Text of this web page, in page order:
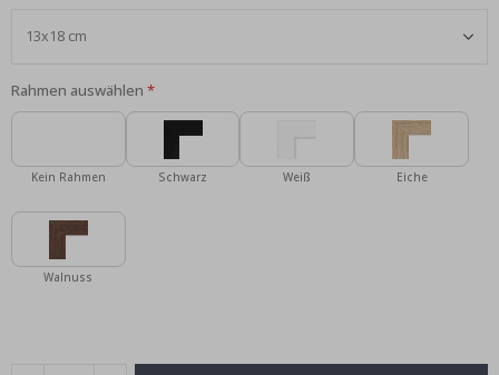
Rahmen auswählen
Kein Rahmen Schwarz Weiß Eiche
Walnuss